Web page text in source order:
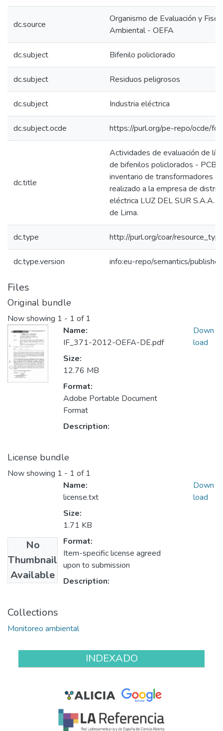
dc.source
Organismo de Evaluación y
Ambiental - OEFA
dc.subject Bifenilo policlorado
dc.subject Residuos peligrosos
dc.subject Industria eléctrica
dc.subject.ocde https://purl.org/pe-repo/ocde/
dc.title
Actividades de evaluación de
de bifenilos policlorados - PCBs
inventario de transformadores
realizado a la empresa de
eléctrica LUZ DEL SUR S.A.A.
de Lima.
dc.type http://purl.org/coar/
dc.type.version info:eu-repo/semantics/
Files
Original bundle
Now showing 1 - 1 of 1
Name:
IF_371-2012-OEFA-DE.pdf
Size:
12.76 MB
Format:
Adobe Portable Document
Format
Description:
Down
load
License bundle
Now showing 1 - 1 of 1
No
Thumbnail
Available
Name:
license.txt
Size:
1.71 KB
Format:
Item-specific license agreed
upon to submission
Description:
Down
load
Collections
Monitoreo ambiental
INDEXADO